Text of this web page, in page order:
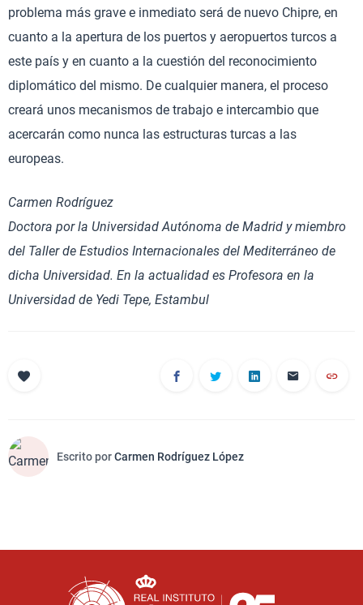
problema más grave e inmediato será de nuevo Chipre, en
cuanto a la apertura de los puertos y aeropuertos turcos a
este país y en cuanto a la cuestión del reconocimiento
diplomático del mismo. De cualquier manera, el proceso
creará unos mecanismos de trabajo e intercambio que
acercarán como nunca las estructuras turcas a las
europeas.
Carmen Rodríguez
Doctora por la Universidad Autónoma de Madrid y miembro
del Taller de Estudios Internacionales del Mediterráneo de
dicha Universidad. En la actualidad es Profesora en la
Universidad de Yedi Tepe, Estambul
Escrito porCarmen Rodríguez López